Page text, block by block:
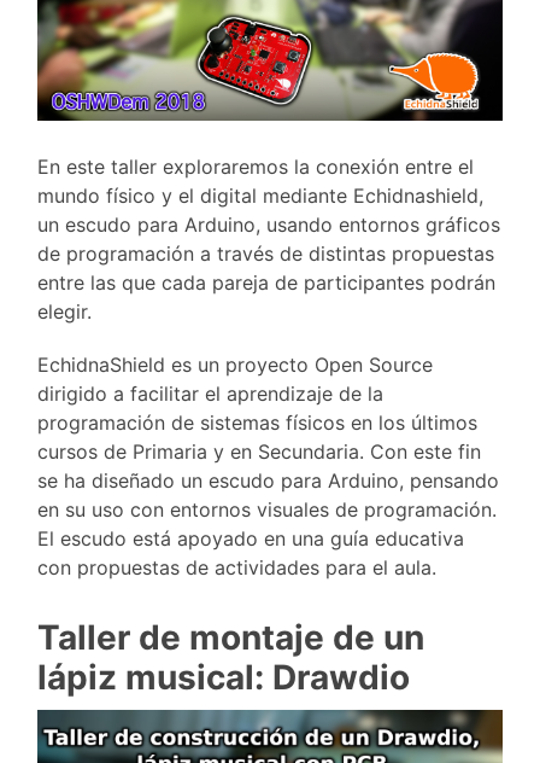
En este taller exploraremos la conexión entre el
mundo físico y el digital mediante Echidnashield,
un escudo para Arduino, usando entornos gráficos
de programación a través de distintas propuestas
entre las que cada pareja de participantes podrán
elegir.
EchidnaShield es un proyecto Open Source
dirigido a facilitar el aprendizaje de la
programación de sistemas físicos en los últimos
cursos de Primaria y en Secundaria. Con este fin
se ha diseñado un escudo para Arduino, pensando
en su uso con entornos visuales de programación.
El escudo está apoyado en una guía educativa
con propuestas de actividades para el aula.
Taller de montaje de un
lápiz musical: Drawdio